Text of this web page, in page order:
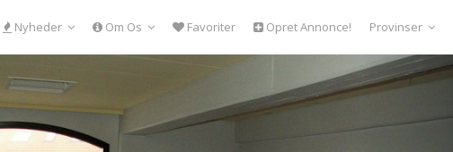
Nyheder Om Os Favoriter Opret Annonce! Provinser